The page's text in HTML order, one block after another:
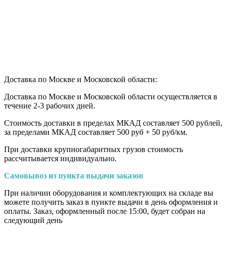
Доставка по Москве и Московской области:
Доставка по Москве и Московской области осуществляется в
течение 2-3 рабочих дней.
Стоимость доставки в пределах МКАД составляет 500 рублей,
за пределами МКАД составляет 500 руб + 50 руб/км.
При доставки крупногабаритных грузов стоимость
рассчитывается индивидуально.
Самовывоз из пункта выдачи заказов
При наличии оборудования и комплектующих на складе вы
можете получить заказ в пункте выдачи в день оформления и
оплаты. Заказ, оформленный после 15:00, будет собран на
следующий день